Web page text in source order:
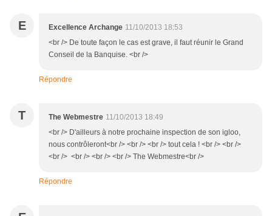
E Excellence Archange 11/10/2013 18:53
<br /> De toute façon le cas est grave, il faut réunir le Grand
Conseil de la Banquise. <br />
Répondre
T The Webmestre 11/10/2013 18:49
<br /> D'ailleurs à notre prochaine inspection de son igloo,
nous contrôleront<br /> <br /> <br /> tout cela ! <br /> <br />
<br /> <br /> <br /> <br /> The Webmestre<br />
Répondre